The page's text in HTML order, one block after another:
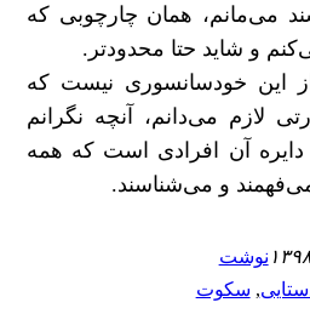
می‌مانم، همان چارچوبی که
و شاید حتا محدودتر.
این خودسانسوری نیست که
لازم می‌دانم، آنچه نگرانم
آن افرادی است که همه
و می‌شناسند.
نوشت
, سکوت